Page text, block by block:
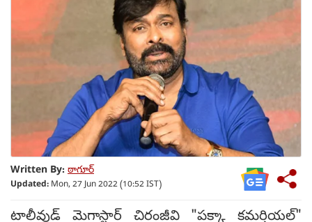
Written By: ఠాగూర్
Updated: Mon, 27 Jun 2022 (10:52 IST)
టాలీవుడ్ మెగాస్టార్ చిరంజీవి "పక్కా కమర్షియల్"